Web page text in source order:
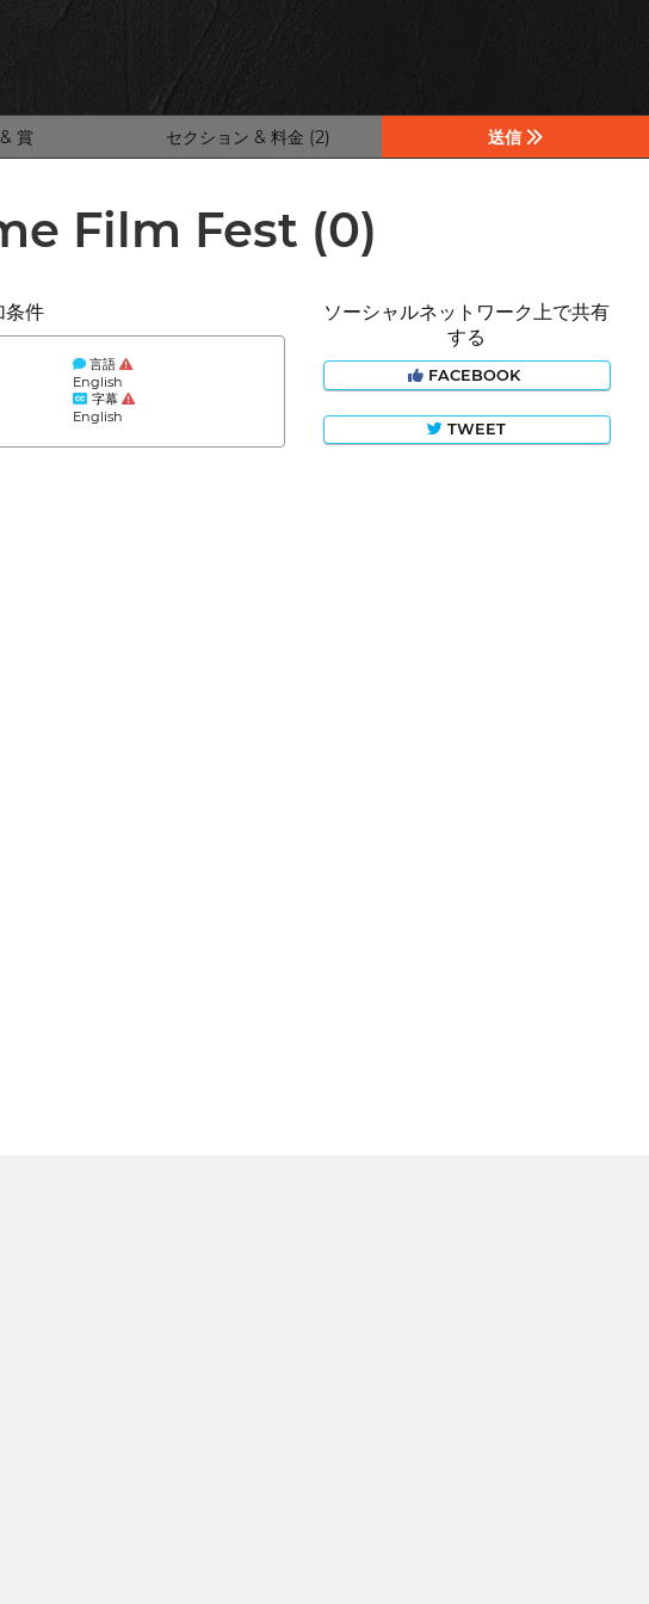
賞 セクション & 料金 (2) 送信
Film Fest (0)
条件
言語
English
字幕
English
ソーシャルネットワーク上で共有
する
FACEBOOK
TWEET